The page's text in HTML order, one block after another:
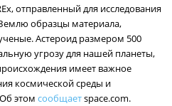
отправленный для исследования
образцы материала,
Астероид размером 500
угрозу для нашей планеты,
имеет важное
космической среды и
этом сообщаетspace.com.